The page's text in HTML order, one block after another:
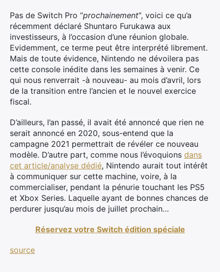
Pas de Switch Pro “prochainement“, voici ce qu’a
récemment déclaré Shuntaro Furukawa aux
investisseurs, à l’occasion d’une réunion globale.
Evidemment, ce terme peut être interprété librement.
Mais de toute évidence, Nintendo ne dévoilera pas
cette console inédite dans les semaines à venir. Ce
qui nous renverrait -à nouveau- au mois d’avril, lors
de la transition entre l’ancien et le nouvel exercice
fiscal.
D’ailleurs, l’an passé, il avait été annoncé que rien ne
serait annoncé en 2020, sous-entend que la
campagne 2021 permettrait de révéler ce nouveau
modèle. D’autre part, comme nous l’évoquions dans
cet article/analyse dédié, Nintendo aurait tout intérêt
à communiquer sur cette machine, voire, à la
commercialiser, pendant la pénurie touchant les PS5
et Xbox Series. Laquelle ayant de bonnes chances de
perdurer jusqu’au mois de juillet prochain…
Réservez votre Switch édition spéciale
source